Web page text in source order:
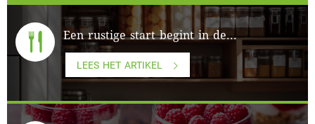
Een rustige start begint in de...
LEES HET ARTIKEL